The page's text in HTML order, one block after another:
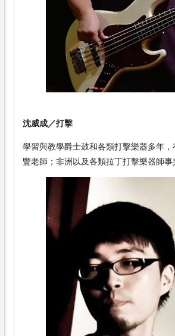
沈威成／打擊
學習與教學爵士鼓和各類打擊樂器多年
豐老師；非洲以及各類拉丁打擊樂器師事